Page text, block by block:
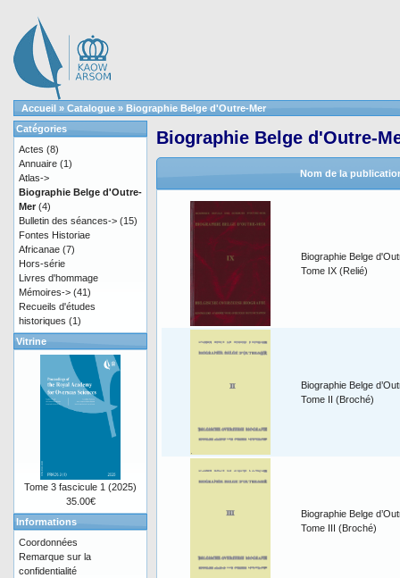
Accueil » Catalogue » Biographie Belge d'Outre-Mer
Biographie Belge d'Outre-
Nom de la
Biographie Belge
Tome IX (Relié)
Biographie Belge
Tome II (Broché)
Biographie Belge
Tome III (Broché)
Catégories
Actes (8)
Annuaire (1)
Atlas->
Biographie Belge d'Outre-
Mer (4)
Bulletin des séances-> (15)
Fontes Historiae
Africanae (7)
Hors-série
Livres d'hommage
Mémoires-> (41)
Recueils d'études
historiques (1)
Vitrine
Tome 3 fascicule 1 (2025)
35.00€
Informations
Coordonnées
Remarque sur la
confidentialité